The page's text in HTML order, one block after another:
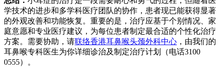
学技术的进步和多学科医疗团队的协作，患者现已能获得显著
的外观改善和功能恢复。重要的是，治疗应基于个别情况、家
庭意愿和专业医疗建议，为每位患者制定最合适的个性化治疗
方案。需要协助，请联络香港耳鼻喉头颈外科中心 ，由我们的
耳鼻喉专科医生为你详细诊治及制定治疗计划（电话3100
0555）。